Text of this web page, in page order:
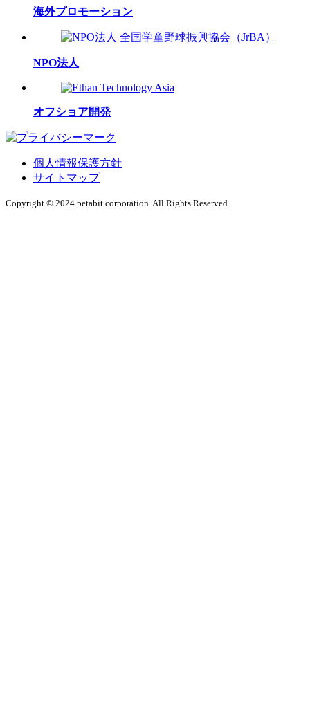
海外プロモーション
NPO法人
オフショア開発
個人情報保護方針
サイトマップ
Copyright © 2024 petabit corporation. All Rights Reserved.